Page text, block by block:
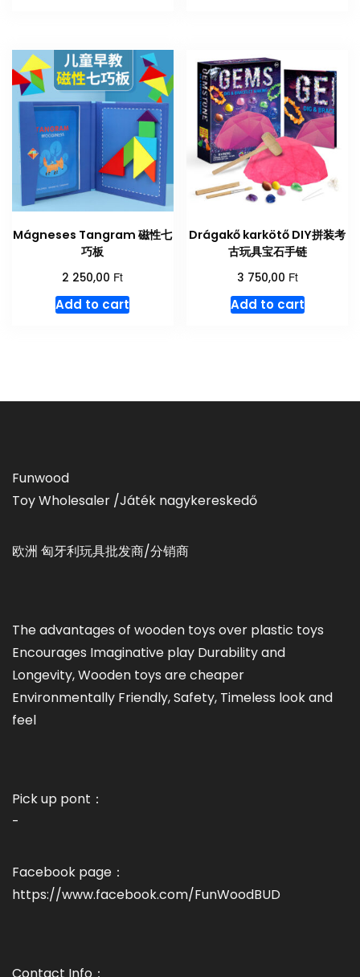
Mágneses Tangram 磁性七
巧板
2 250,00 Ft
Add to cart
Drágakő karkötő DIY拼装考
古玩具宝石手链
3 750,00 Ft
Add to cart
Funwood
Toy Wholesaler /Játék nagykereskedő
欧洲 匈牙利玩具批发商/分销商
The advantages of wooden toys over plastic toys
Encourages Imaginative play Durability and
Longevity, Wooden toys are cheaper
Environmentally Friendly, Safety, Timeless look and
feel
Pick up pont：
-
Facebook page：
https://www.facebook.com/FunWoodBUD
Contact Info：